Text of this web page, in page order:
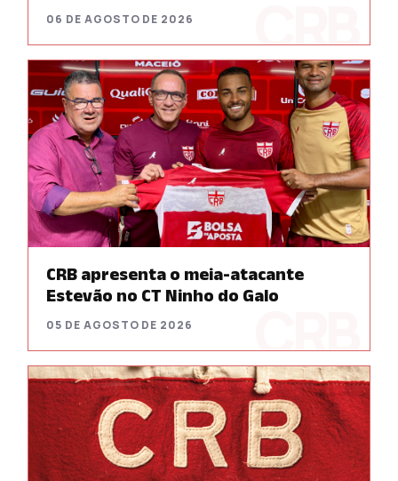
06 DE AGOSTO DE 2026
CRB apresenta o meia-atacante
Estevão no CT Ninho do Galo
05 DE AGOSTO DE 2026